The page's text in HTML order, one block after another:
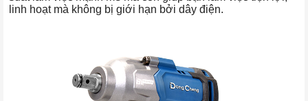
linh hoạt mà không bị giới hạn bởi dây điện.